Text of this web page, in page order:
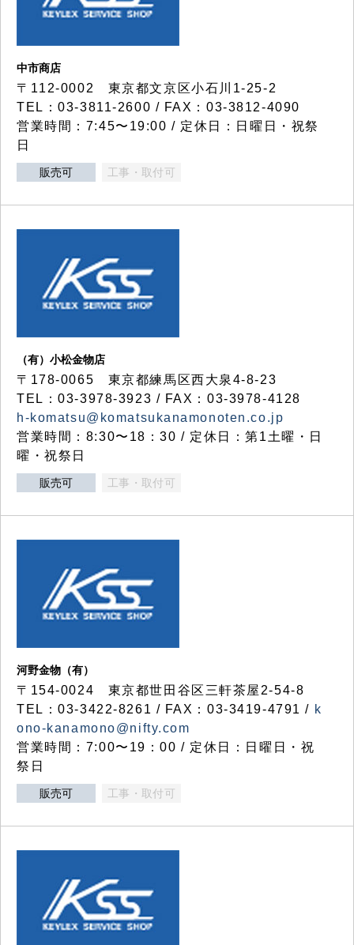
中市商店
〒112-0002 東京都文京区小石川1-25-2
TEL：03-3811-2600 / FAX：03-3812-4090
営業時間：7:45〜19:00 / 定休日：日曜日・祝祭
日
販売可 工事・取付可
（有）小松金物店
〒178-0065 東京都練馬区西大泉4-8-23
TEL：03-3978-3923 / FAX：03-3978-4128
h-komatsu@komatsukanamonoten.co.jp
営業時間：8:30〜18：30 / 定休日：第1土曜・日
曜・祝祭日
販売可 工事・取付可
河野金物（有）
〒154-0024 東京都世田谷区三軒茶屋2-54-8
TEL：03-3422-8261 / FAX：03-3419-4791 / k
ono-kanamono@nifty.com
営業時間：7:00〜19：00 / 定休日：日曜日・祝
祭日
販売可 工事・取付可